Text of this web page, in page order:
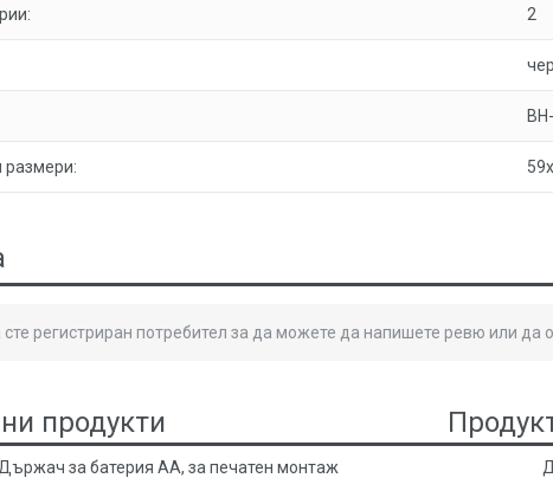
2
размери:
регистриран потребител за да можете да напишете ревю или да
продукти
Държач за батерия AA, за печатен монтаж